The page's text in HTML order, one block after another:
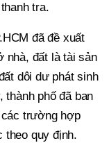
tra.
đã đề xuất
nhà, đất là tài sản
dôi dư phát sinh
thành phố đã ban
trường hợp
theo quy định.